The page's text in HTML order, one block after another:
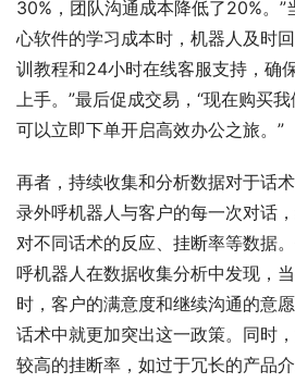
30%，团队沟通成本降低了20%。”
心软件的学习成本时，机器人及时
训教程和24小时在线客服支持，确
上手。”最后促成交易，“现在购买
可以立即下单开启高效办公之旅。”
再者，持续收集和分析数据对于话
录外呼机器人与客户的每一次对话
对不同话术的反应、挂断率等数据
呼机器人在数据收集分析中发现，
时，客户的满意度和继续沟通的意
话术中就更加突出这一政策。同时
较高的挂断率，如过于冗长的产品